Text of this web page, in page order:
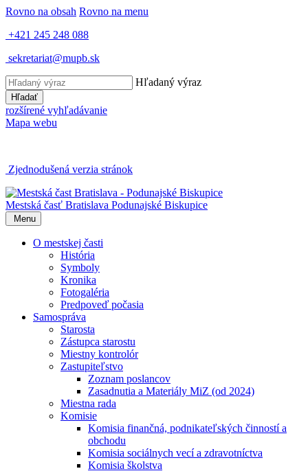
Rovno na obsah Rovno na menu
+421 245 248 088
sekretariat@mupb.sk
Hľadaný výraz
Hľadať
rozšírené vyhľadávanie
Mapa webu
Zjednodušená verzia stránok
Mestská časť Bratislava Podunajské Biskupice
Menu
O mestskej časti
História
Symboly
Kronika
Fotogaléria
Predpoveď počasia
Samospráva
Starosta
Zástupca starostu
Miestny kontrolór
Zastupiteľstvo
Zoznam poslancov
Zasadnutia a Materiály MiZ (od 2024)
Miestna rada
Komisie
Komisia finančná, podnikateľských činností a
obchodu
Komisia sociálnych vecí a zdravotníctva
Komisia školstva